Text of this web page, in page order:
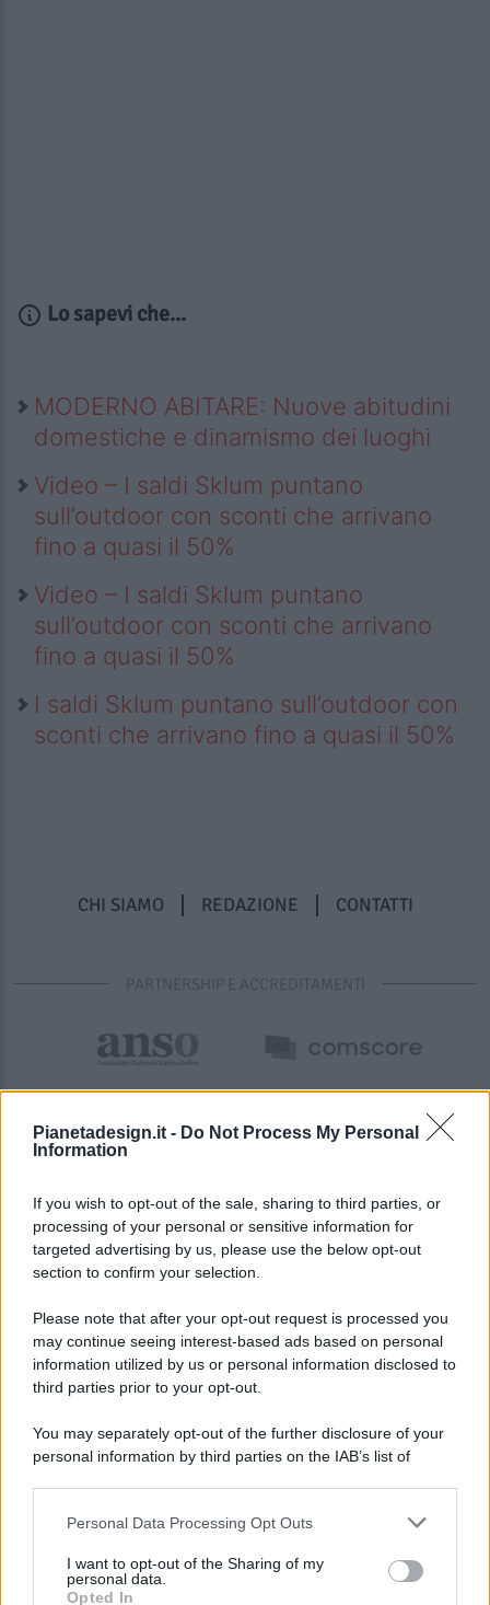
Pianetadesign.it - Do Not Process My Personal
Information
If you wish to opt-out of the sale, sharing to third parties, or
processing of your personal or sensitive information for
targeted advertising by us, please use the below opt-out
section to confirm your selection.
Please note that after your opt-out request is processed you
may continue seeing interest-based ads based on personal
information utilized by us or personal information disclosed to
third parties prior to your opt-out.
You may separately opt-out of the further disclosure of your
personal information by third parties on the IAB’s list of
This information may also be disclosed by us to third parties
disclose it to other third parties.
Personal Data Processing Opt Outs
I want to opt-out of the Sharing of my
personal data.
Opted In
Lo sapevi che...
MODERNO ABITARE: Nuove abitudini
domestiche e dinamismo dei luoghi
Video – I saldi Sklum puntano
sull’outdoor con sconti che arrivano
fino a quasi il 50%
Video – I saldi Sklum puntano
sull’outdoor con sconti che arrivano
fino a quasi il 50%
I saldi Sklum puntano sull’outdoor con
sconti che arrivano fino a quasi il 50%
CHI SIAMO REDAZIONE CONTATTI
PARTNERSHIP E ACCREDITAMENTI
© 2026 - Pianeta Design - P.IVA 04827280654 - Testata
Registrata Al Tribunale Di Nocera Inferiore N. 8/2020 - RG N.
ISCRIZIONE AL ROC N. 35792 – ISCRITTA ALL’ANSO
(ASSOCIAZIONE NAZIONALE STAMPA ONLINE)
PREFERENZE PRIVACY